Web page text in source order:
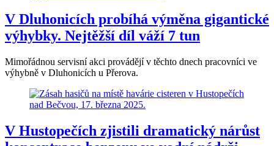
V Dluhonicích probíhá výměna gigantické
výhybky. Nejtěžší díl váží 7 tun
Mimořádnou servisní akci provádějí v těchto dnech pracovníci ve
výhybně v Dluhonicích u Přerova.
V Hustopečích zjistili dramatický nárůst